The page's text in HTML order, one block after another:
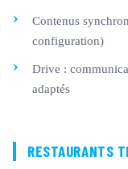
Contenus
configuration)
Drive :
adaptés
RESTAURANTS